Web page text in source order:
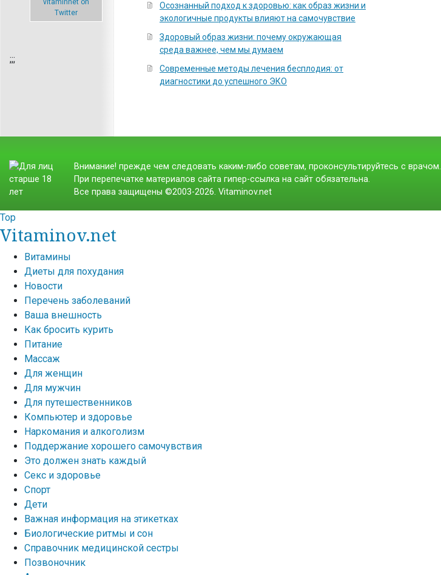
;;;
Осознанный подход к здоровью: как образ жизни и
экологичные продукты влияют на самочувствие
Здоровый образ жизни: почему окружающая
среда важнее, чем мы думаем
Современные методы лечения бесплодия: от
диагностики до успешного ЭКО
Внимание! прежде чем следовать каким-либо советам, проконсультируйтесь с врачом.
При перепечатке материалов сайта гипер-ссылка на сайт обязательна.
Все права защищены ©2003-2026. Vitaminov.net
Top
Vitaminov.net
Витамины
Диеты для похудания
Новости
Перечень заболеваний
Ваша внешность
Как бросить курить
Питание
Массаж
Для женщин
Для мужчин
Для путешественников
Компьютер и здоровье
Наркомания и алкоголизм
Поддержание хорошего самочувствия
Это должен знать каждый
Секс и здоровье
Спорт
Дети
Важная информация на этикетках
Биологические ритмы и сон
Справочник медицинской сестры
Позвоночник